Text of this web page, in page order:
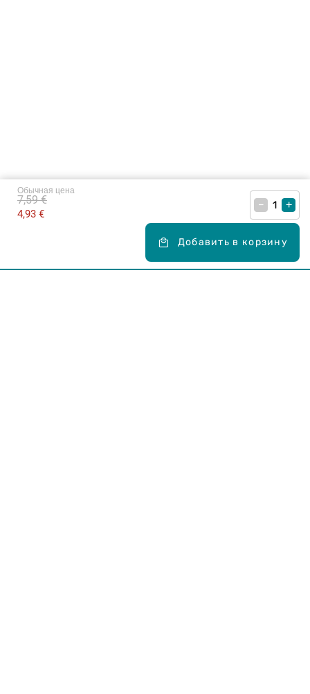
Обычная цена
4,93 €
7,59 € – +
Добавить в корзину